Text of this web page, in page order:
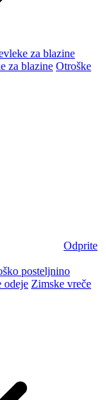
za blazine
za blazine Otroške
Odprite
posteljnino
odeje Zimske vreče